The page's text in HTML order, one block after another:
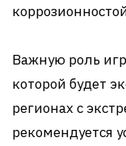
Важную роль
которой будет
регионах с
рекомендуется